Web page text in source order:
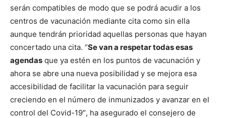
serán compatibles de modo que se podrá acudir a los
centros de vacunación mediante cita como sin ella
aunque tendrán prioridad aquellas personas que hayan
concertado una cita. “Se van a respetar todas esas
agendas que ya estén en los puntos de vacunación y
ahora se abre una nueva posibilidad y se mejora esa
accesibilidad de facilitar la vacunación para seguir
creciendo en el número de inmunizados y avanzar en el
control del Covid-19″, ha asegurado el consejero de